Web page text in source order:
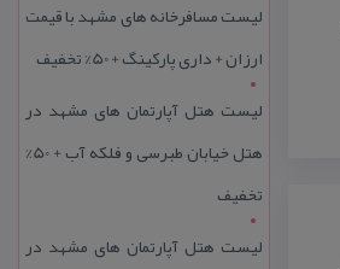
لیست مسافرخانه های مشهد با قیمت
ارزان + داری پارکینگ + 50% تخفیف
لیست هتل آپارتمان های مشهد در
هتل خیابان طبرسی و فلکه آب + 50%
تخفیف
لیست هتل آپارتمان های مشهد در